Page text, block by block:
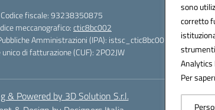
sono
corretto
Analytics
Per
Codice fiscale: 93238350875
meccanografico:ctic8bc002
Amministrazioni (IPA): istsc_ctic8bc002
unico di fatturazione (CUF): 2PO2JW
& Powered by 3D Solution S.r.l.